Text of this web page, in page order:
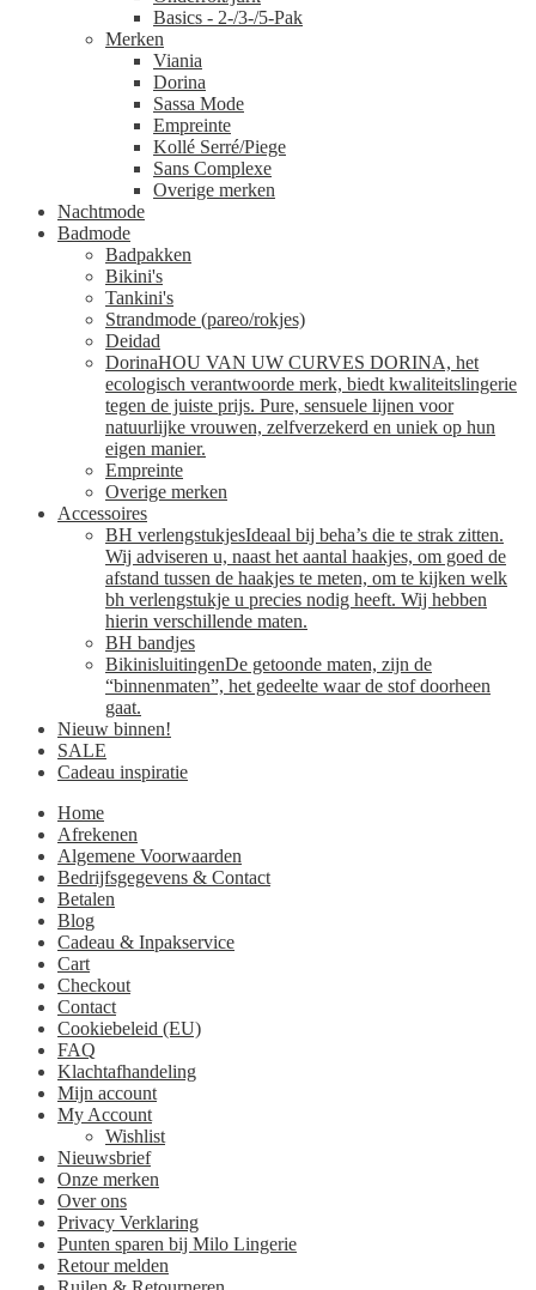
Basics - 2-/3-/5-Pak
Merken
Viania
Dorina
Sassa Mode
Empreinte
Kollé Serré/Piege
Sans Complexe
Overige merken
Nachtmode
Badmode
Badpakken
Bikini's
Tankini's
Strandmode (pareo/rokjes)
Deidad
DorinaHOU VAN UW CURVES DORINA, het
ecologisch verantwoorde merk, biedt kwaliteitslingerie
tegen de juiste prijs. Pure, sensuele lijnen voor
natuurlijke vrouwen, zelfverzekerd en uniek op hun
eigen manier.
Empreinte
Overige merken
Accessoires
BH verlengstukjesIdeaal bij beha’s die te strak zitten.
Wij adviseren u, naast het aantal haakjes, om goed de
afstand tussen de haakjes te meten, om te kijken welk
bh verlengstukje u precies nodig heeft. Wij hebben
hierin verschillende maten.
BH bandjes
BikinisluitingenDe getoonde maten, zijn de
“binnenmaten”, het gedeelte waar de stof doorheen
gaat.
Nieuw binnen!
SALE
Cadeau inspiratie
Home
Afrekenen
Algemene Voorwaarden
Bedrijfsgegevens & Contact
Betalen
Blog
Cadeau & Inpakservice
Cart
Checkout
Contact
Cookiebeleid (EU)
FAQ
Klachtafhandeling
Mijn account
My Account
Wishlist
Nieuwsbrief
Onze merken
Over ons
Privacy Verklaring
Punten sparen bij Milo Lingerie
Retour melden